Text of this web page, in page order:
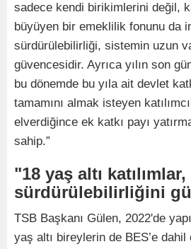
sadece kendi birikimlerini değil,
büyüyen bir emeklilik fonunu da
sürdürülebilirliği, sistemin uzun
güvencesidir. Ayrıca yılın son
bu dönemde bu yıla ait devlet
tamamını almak isteyen
elverdiğince ek katkı payı
sahip.”
"18 yaş altı
sürdürülebilirliğini
TSB Başkanı Gülen, 2022'de
yaş altı bireylerin de BES’e dahil